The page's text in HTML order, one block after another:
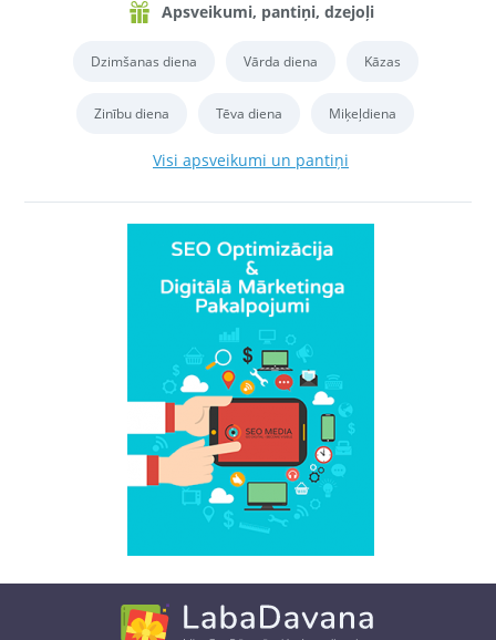
Apsveikumi, pantiņi, dzejoļi
Dzimšanas diena Vārda diena Kāzas
Zinību diena Tēva diena Miķeļdiena
Visi apsveikumi un pantiņi